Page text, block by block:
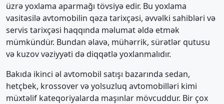
üzrə yoxlama aparmağı tövsiyə edir. Bu yoxlama
vasitəsilə avtomobilin qəza tarixçəsi, əvvəlki sahibləri və
servis tarixçəsi haqqında məlumat əldə etmək
mümkündür. Bundan əlavə, mühərrik, sürətlər qutusu
və kuzov vəziyyəti də diqqətlə yoxlanmalıdır.
Bakıda ikinci əl avtomobil satışı bazarında sedan,
hetçbek, krossover və yolsuzluq avtomobilləri kimi
müxtəlif kateqoriyalarda maşınlar mövcuddur. Bir çox